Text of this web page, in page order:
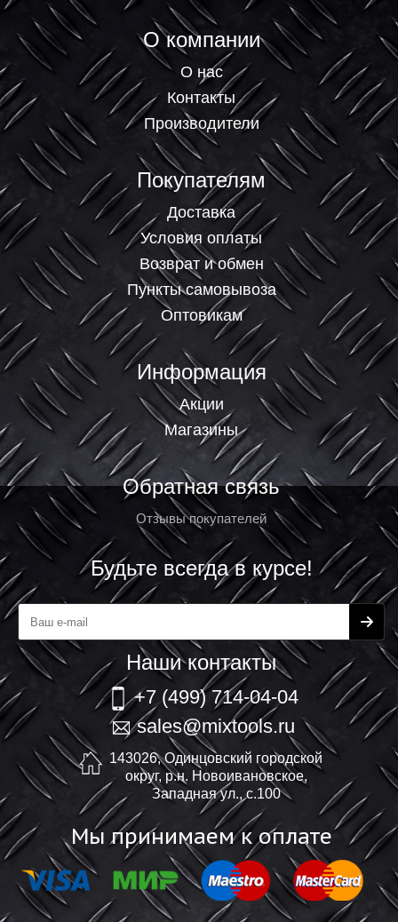
О компании
О нас
Контакты
Производители
Покупателям
Доставка
Условия оплаты
Возврат и обмен
Пункты самовывоза
Оптовикам
Информация
Акции
Магазины
Обратная связь
Отзывы покупателей
Будьте всегда в курсе!
Наши контакты
+7 (499) 714-04-04
sales@mixtools.ru
143026, Одинцовский городской
округ, р.н. Новоивановское,
Западная ул., с.100
Мы принимаем к оплате